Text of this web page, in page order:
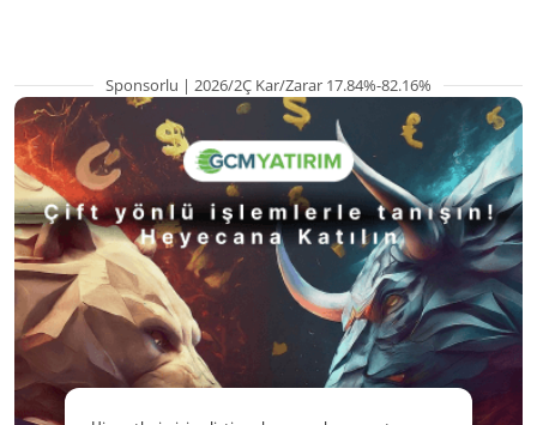
Sponsorlu | 2026/2Ç Kar/Zarar 17.84%-82.16%